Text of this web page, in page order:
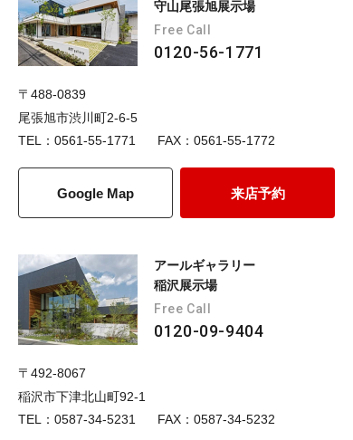
守山尾張旭展示場
Free Call
0120-56-1771
〒488-0839
尾張旭市渋川町2-6-5
TEL：0561-55-1771
FAX：0561-55-1772
Google Map 来店予約
アールギャラリー
稲沢展示場
Free Call
0120-09-9404
〒492-8067
稲沢市下津北山町92-1
TEL：0587-34-5231
FAX：0587-34-5232